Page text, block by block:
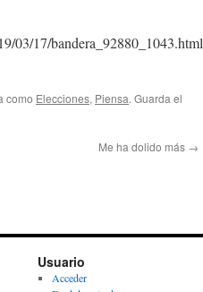
03/17/bandera_92880_1043.html
como Elecciones, Piensa. Guarda el
Me ha dolido más →
Usuario
Acceder